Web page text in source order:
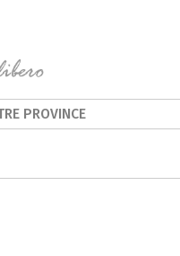
PROVINCE